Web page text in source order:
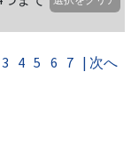
3 4 5 6 7 | 次へ